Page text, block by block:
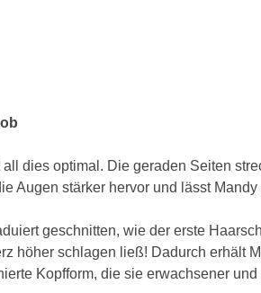
dies optimal. Die geraden Seiten
Augen stärker hervor und lässt
geschnitten, wie der erste
höher schlagen ließ! Dadurch erhält
Kopfform, die sie erwachsener